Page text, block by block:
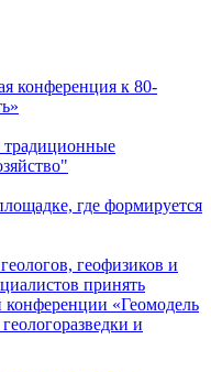
конференция к 80-
традиционные
где формируется
геофизиков и
принять
конференции «Геомодель
и